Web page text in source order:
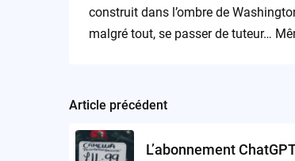
construit dans l’ombre de
malgré tout, se passer de tuteur…
Post
navigation
Article précédent
L’abonnement